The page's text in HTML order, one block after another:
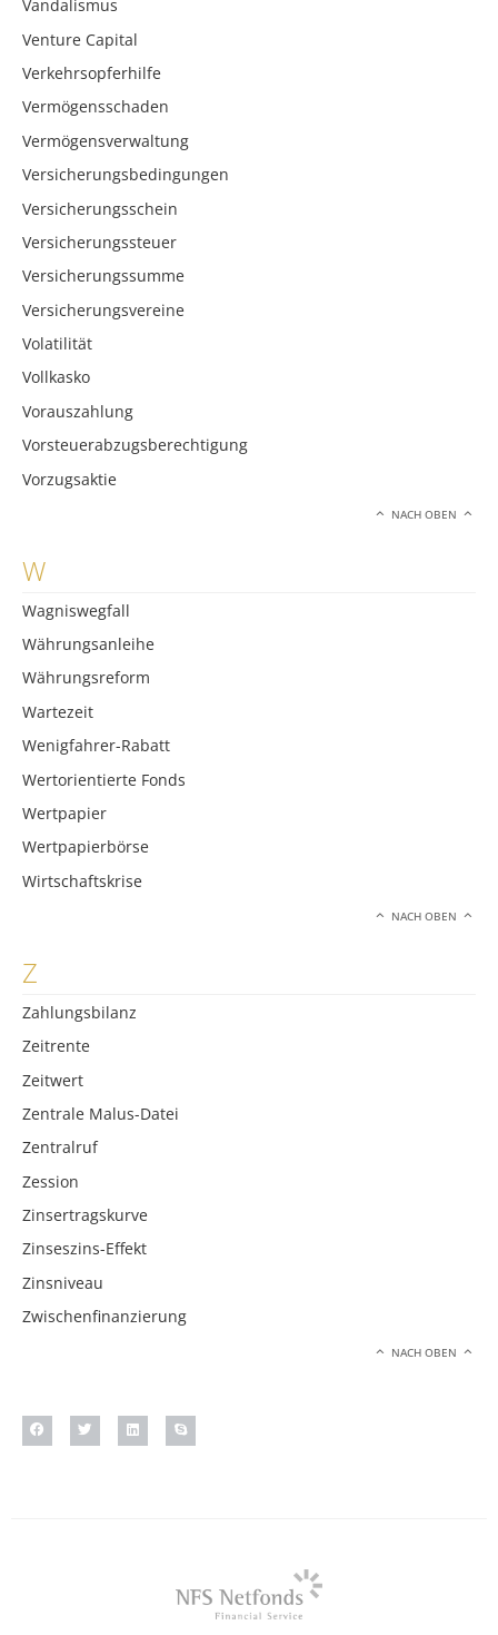
Vandalismus
Venture Capital
Verkehrsopferhilfe
Vermögensschaden
Vermögensverwaltung
Versicherungsbedingungen
Versicherungsschein
Versicherungssteuer
Versicherungssumme
Versicherungsvereine
Volatilität
Vollkasko
Vorauszahlung
Vorsteuerabzugsberechtigung
Vorzugsaktie
NACH OBEN
W
Wagniswegfall
Währungsanleihe
Währungsreform
Wartezeit
Wenigfahrer-Rabatt
Wertorientierte Fonds
Wertpapier
Wertpapierbörse
Wirtschaftskrise
NACH OBEN
Z
Zahlungsbilanz
Zeitrente
Zeitwert
Zentrale Malus-Datei
Zentralruf
Zession
Zinsertragskurve
Zinseszins-Effekt
Zinsniveau
Zwischenfinanzierung
NACH OBEN